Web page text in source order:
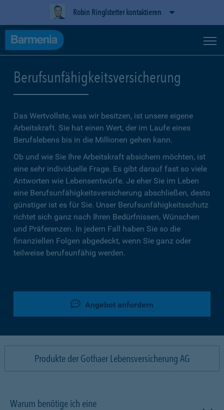
Robin Ringlstetter kontaktieren
Berufsunfähigkeitsversicherung
Das Wertvollste, was wir besitzen, ist unsere eigene
Arbeitskraft. Sie hat einen Wert, der im Laufe eines
Berufslebens bis in die Millionen gehen kann.
Ob und wie Sie Ihre Arbeitskraft absichern möchten, ist
eine sehr individuelle Frage. Es gibt darauf fast so viele
Antworten wie Lebensentwürfe. Je eher Sie im Leben
eine Berufsunfähigkeitsversicherung abschließen, desto
günstiger ist es für Sie. Unser Berufsunfähigkeitsschutz
richtet sich ganz nach Ihren Bedürfnissen, Wünschen
und Präferenzen. In jedem Fall haben Sie so die
finanziellen Folgen abgedeckt, wenn Sie ganz oder
teilweise berufsunfähig werden.
Angebot anfordern
Produkte der Gothaer Lebensversicherung AG
Warum benötige ich eine